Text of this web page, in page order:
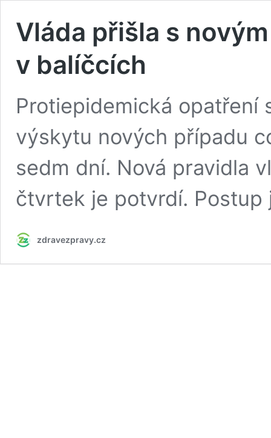
Vláda přišla s
v balíčcích
Protiepidemická opatření
výskytu nových případu
sedm dní. Nová pravidla
čtvrtek je potvrdí. Postup
zdravezpravy.cz